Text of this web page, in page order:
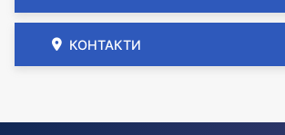
КОНТАКТИ